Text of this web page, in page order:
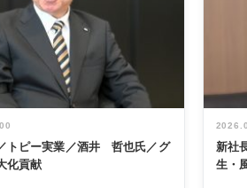
トピー実業／酒井 哲也氏／グ
化貢献
新社
生・